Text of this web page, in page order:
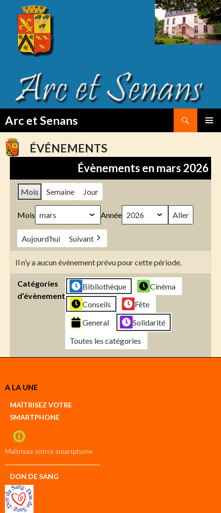
Arc et Senans
TO
CONTENTÉVÉNEMENTS
Évènements en mars 2026
Mois Semaine Jour
Mois Année
Aujourd’hui Suivant
Il n’y a aucun évènement prévu pour cette période.
Catégories
d’évènement
Bibliothèque
Cinéma
Conseils
Fête
General
Solidarité
Toutes les catégories
Créer
compte
compte
A LA UNE
MAÎTRISEZ VOTRE
SMARTPHONE
Maîtrisez votrre smartphone
DON DE SANG